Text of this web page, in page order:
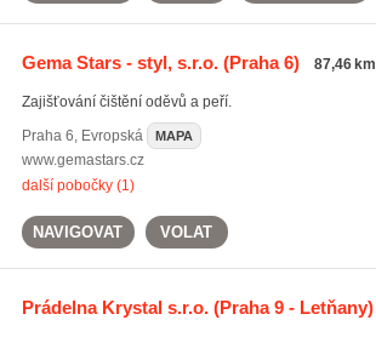
Gema Stars - styl, s.r.o.(Praha 6) 87,46 km
Zajišťování čištění oděvů a peří.
Praha 6, Evropská MAPA
www.gemastars.cz
další pobočky (1)
NAVIGOVAT VOLAT
Prádelna Krystal s.r.o.(Praha 9 - Letňany)